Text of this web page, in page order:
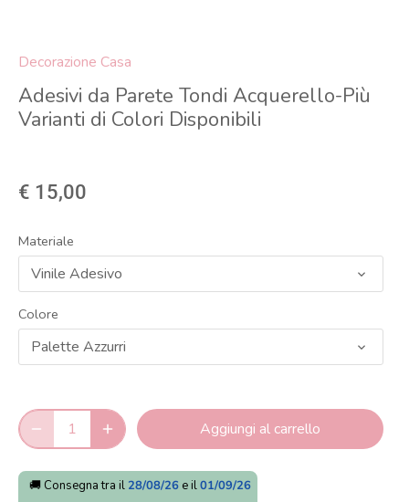
Decorazione Casa
Adesivi da Parete Tondi Acquerello-Più
Varianti di Colori Disponibili
€ 15,00
Materiale
Vinile Adesivo
Colore
Palette Azzurri
Aggiungi al carrello
🚚 Consegna tra il 28/08/26 e il01/09/26